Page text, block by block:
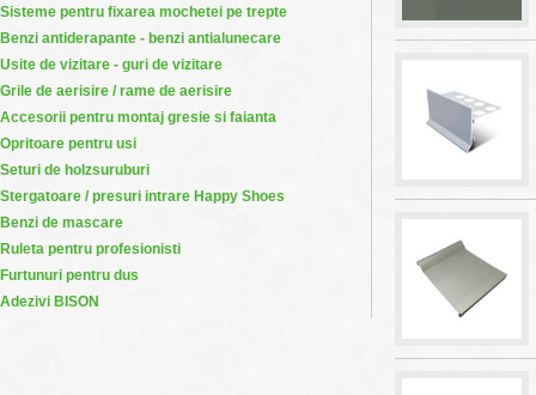
Sisteme pentru fixarea mochetei pe trepte
Benzi antiderapante - benzi antialunecare
Usite de vizitare - guri de vizitare
Grile de aerisire / rame de aerisire
Accesorii pentru montaj gresie si faianta
Opritoare pentru usi
Seturi de holzsuruburi
Stergatoare / presuri intrare Happy Shoes
Benzi de mascare
Ruleta pentru profesionisti
Furtunuri pentru dus
Adezivi BISON